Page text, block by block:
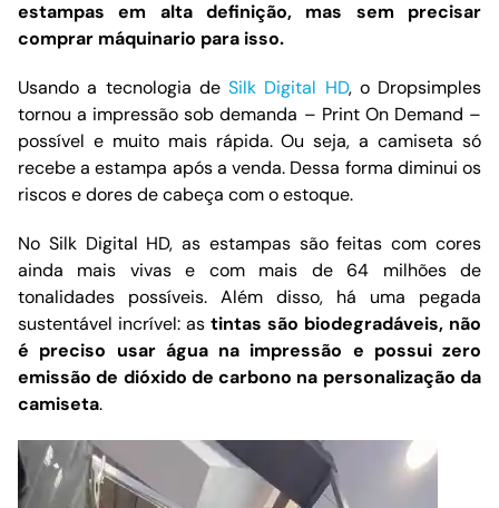
estampas em alta definição, mas sem precisar
comprar máquinario para isso.
Usando a tecnologia de Silk Digital HD, o Dropsimples
tornou a impressão sob demanda – Print On Demand –
possível e muito mais rápida. Ou seja, a camiseta só
recebe a estampa após a venda. Dessa forma diminui os
riscos e dores de cabeça com o estoque.
No Silk Digital HD, as estampas são feitas com cores
ainda mais vivas e com mais de 64 milhões de
tonalidades possíveis. Além disso, há uma pegada
sustentável incrível: as tintas são biodegradáveis, não
é preciso usar água na impressão e possui zero
emissão de dióxido de carbono na personalização da
camiseta.